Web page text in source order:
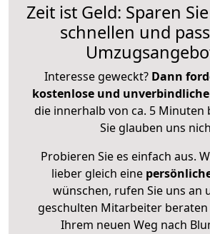
Zeit ist Geld: Sparen
schnellen und
Interesse geweckt? Dann
kostenlose und
die innerhalb von ca. 5 Minuten
Sie glauben uns
Probieren Sie es einfach aus.
lieber gleich eine
wünschen, rufen Sie uns an
geschulten Mitarbeiter beraten
Ihrem neuen Weg nach